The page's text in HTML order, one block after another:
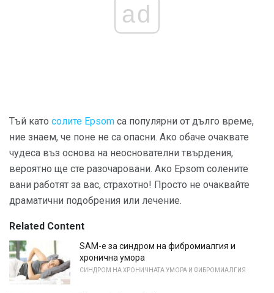
ad
Тъй като солите Epsom са популярни от дълго време,
ние знаем, че поне не са опасни. Ако обаче очаквате
чудеса въз основа на неоснователни твърдения,
вероятно ще сте разочаровани. Ако Epsom солените
вани работят за вас, страхотно! Просто не очаквайте
драматични подобрения или лечение.
Related Content
SAM-e за синдром на фибромиалгия и
хронична умора
СИНДРОМ НА ХРОНИЧНАТА УМОРА И ФИБРОМИАЛГИЯ